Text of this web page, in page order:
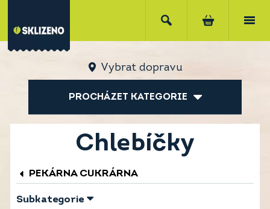
Vybrat dopravu
PROCHÁZET KATEGORIE
Chlebíčky
PEKÁRNA CUKRÁRNA
Subkategorie